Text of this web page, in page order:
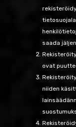
saada
ovat
niiden